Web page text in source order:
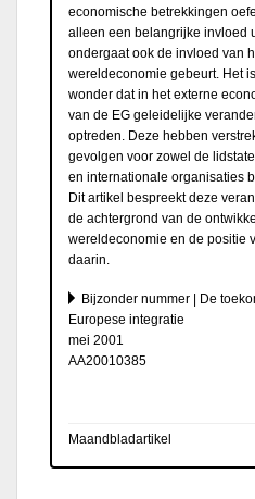
economische betrekkingen
alleen een belangrijke invloed
ondergaat ook de invloed van
wereldeconomie gebeurt. Het
wonder dat in het externe
van de EG geleidelijke
optreden. Deze hebben
gevolgen voor zowel de
en internationale organisaties
Dit artikel bespreekt deze
de achtergrond van de
wereldeconomie en de positie
daarin.
Bijzonder nummer | De
Europese integratie
mei 2001
AA20010385
Maandbladartikel